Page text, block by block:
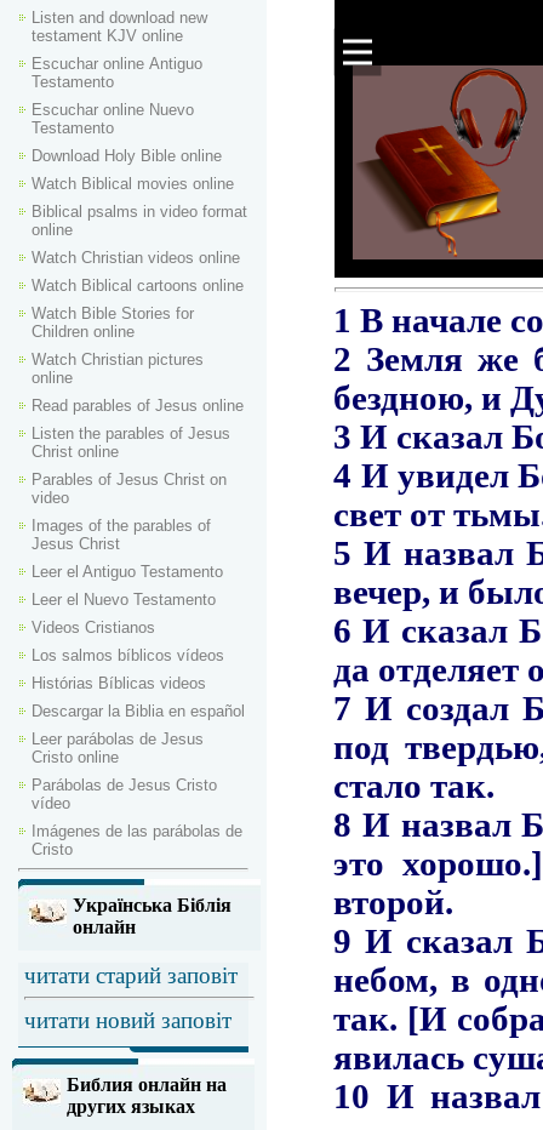
Listen and download new
testament KJV online
Escuchar online Аntiguo
Testamento
Escuchar online Nuevo
Testamento
Download Holy Bible online
Watch Biblical movies online
Biblical psalms in video format
online
Watch Christian videos online
Watch Biblical cartoons online
Watch Bible Stories for
Children online
Watch Christian pictures
online
Read parables of Jesus online
Listen the parables of Jesus
Christ online
Parables of Jesus Christ on
video
Images of the parables of
Jesus Christ
Leer el Antiguo Testamento
Leer el Nuevo Testamento
Videos Cristianos
Los salmos bíblicos vídeos
Histórias Bíblicas videos
Descargar la Biblia en español
Leer parábolas de Jesus
Cristo online
Parábolas de Jesus Cristo
vídeo
Imágenes de las parábolas de
Cristo
Українська Біблія
онлайн
читати старий заповіт
читати новий заповіт
Библия онлайн на
других языках